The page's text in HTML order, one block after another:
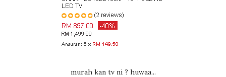
murah kan tv ni ? huwaa...